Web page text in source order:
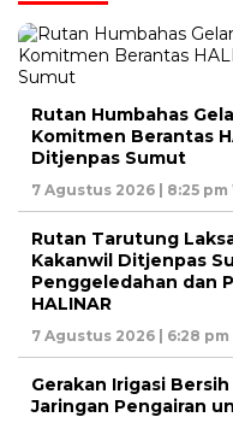
Rutan Humbahas
Komitmen Berantas
Ditjenpas Sumut
7 Agustus 2026 | 8:25 pm
Rutan Tarutung
Kakanwil Ditjenpas
Penggeledahan dan
HALINAR
7 Agustus 2026 | 6:28 pm
Gerakan Irigasi
Jaringan Pengairan